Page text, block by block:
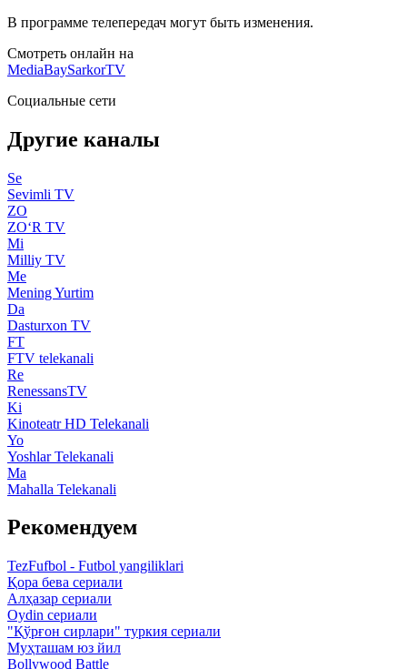
В программе телепередач могут быть изменения.
Смотреть онлайн на
MediaBaySarkorTV
Социальные сети
Другие каналы
Se
Sevimli TV
ZO
ZO‘R TV
Mi
Milliy TV
Me
Mening Yurtim
Da
Dasturxon TV
FT
FTV telekanali
Re
RenessansTV
Ki
Kinoteatr HD Telekanali
Yo
Yoshlar Telekanali
Ma
Mahalla Telekanali
Рекомендуем
TezFufbol - Futbol yangiliklari
Қора бева сериали
Алҳазар сериали
Oydin сериали
"Қўрғон сирлари" туркия сериали
Муҳташам юз йил
Bollywood Battle